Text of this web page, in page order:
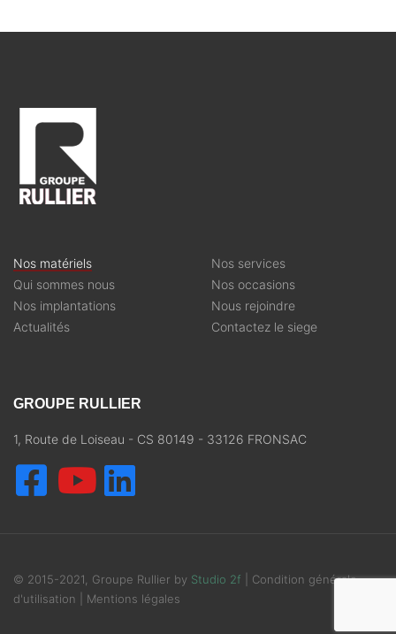
Nos matériels
Qui sommes nous
Nos implantations
Actualités
Nos services
Nos occasions
Nous rejoindre
Contactez le siege
GROUPE RULLIER
1, Route de Loiseau - CS 80149 - 33126 FRONSAC
© 2015-2021, Groupe Rullier by Studio 2f
Condition générale
d'utilisation
Mentions légales